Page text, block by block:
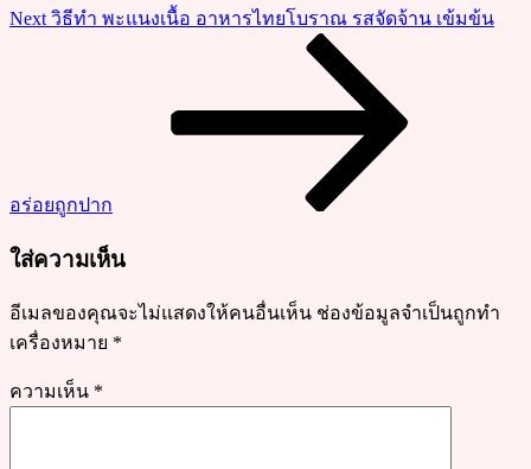
ร่อนๆ
Next
Post
Next วิธีทำ พะแนงเนื้อ อาหารไทยโบราณ รสจัดจ้าน เข้มข้น
อร่อยถูกปาก
ใส่ความเห็น
อีเมลของคุณจะไม่แสดงให้คนอื่นเห็น ช่องข้อมูลจำเป็นถูกทำ
เครื่องหมาย *
ความเห็น *